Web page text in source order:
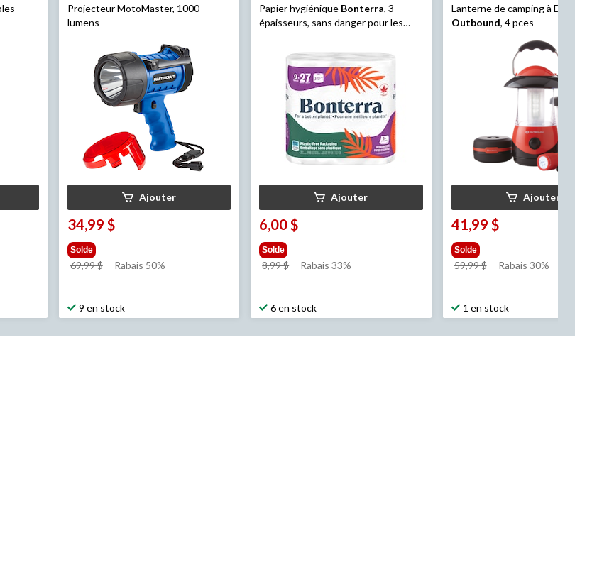
Projecteur MotoMaster, 1000
lumens
Ajouter
34,99 $
Solde
69,99 $
prixRabais 50%
9 en stock
Papier hygiénique Bonterra, 3
épaisseurs, sans danger pour les
Ajouter
6,00 $
Solde
8,99 $
prixRabais 33%
6 en stock
Lanterne de camping à DEL à
Outbound, 4 pces
Ajouter
41,99 $
Solde
59,99 $
prixRabais 30%
1 en stock